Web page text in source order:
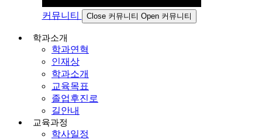
커뮤니티 Close 커뮤니티 Open 커뮤니티
학과소개
학과연혁
인재상
학과소개
교육목표
졸업후진로
길안내
교육과정
학사일정